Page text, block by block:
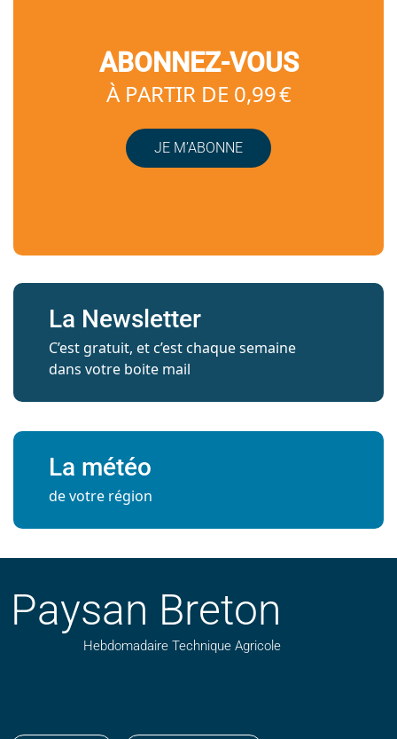
ABONNEZ-VOUS
À PARTIR DE 0,99 €
JE M’ABONNE
La Newsletter
C’est gratuit, et c’est chaque semaine
dans votre boite mail
La météo
de votre région
Paysan Breton
Hebdomadaire Technique Agricole